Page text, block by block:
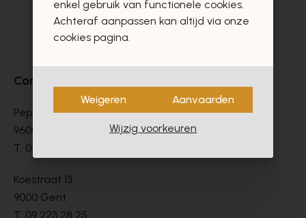
Contact
Peperstraat 9-11
9600 Ronse
T. 055 21 19 67
Koestraat 13
9000 Gent
T. 09 223 28 25
enkel gebruik van functionele cookies.
Achteraf aanpassen kan altijd via onze
cookies pagina.
Weigeren Aanvaarden
Wijzig voorkeuren